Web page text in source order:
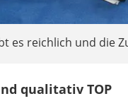
es reichlich und die
qualitativ TOP